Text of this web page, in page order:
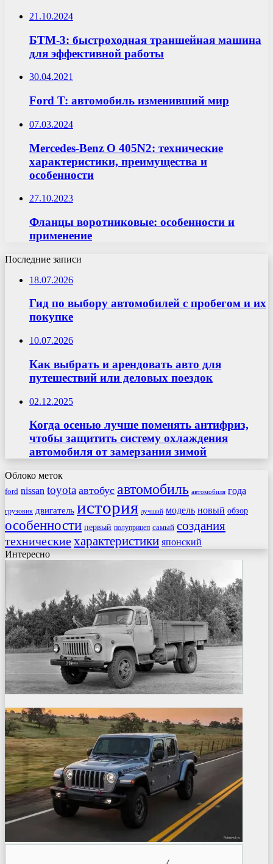
21.10.2024
БТМ-3: быстроходная траншейная машина
для эффективной работы
30.04.2021
Ford T: автомобиль изменивший мир
07.03.2024
Mercedes-Benz O 405N2: технические
характеристики, преимущества и
особенности
27.10.2023
Фланцы воротниковые: особенности и
применение
Последние записи
18.07.2026
Гид по выбору автомобилей с пробегом и их
покупке
10.07.2026
Как выбрать и арендовать авто для
путешествий или деловых поездок
02.12.2025
Когда осенью лучше поменять антифриз,
чтобы защитить систему охлаждения
автомобиля от замерзания зимой
Облоко меток
ford nissan toyota автобус автомобиль автомобиля года
грузовик двигатель история лучший модель новый обзор
особенности первый полуприцеп самый создания
техническиехарактеристики японский
Интересно